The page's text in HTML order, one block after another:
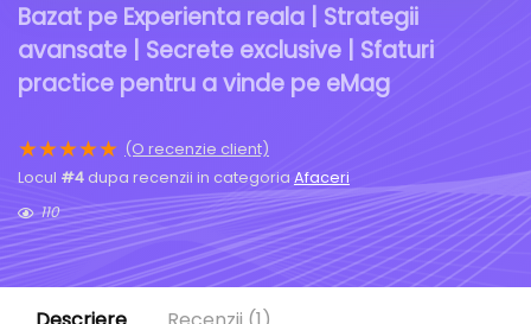
Bazat pe Experienta reala | Strategii
avansate | Secrete exclusive | Sfaturi
practice pentru a vinde pe eMag
★★★★★ (O recenzie client)
Locul #4 dupa recenzii in categoria Afaceri
110